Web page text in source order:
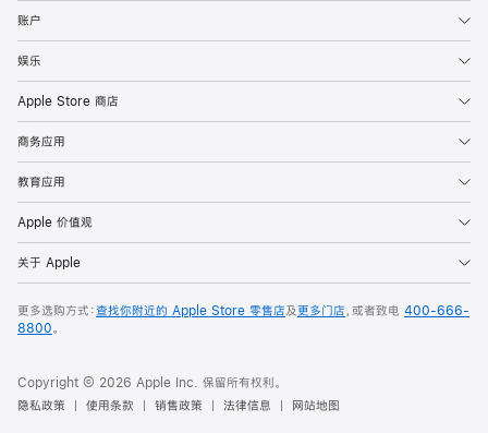
账户
娱乐
Apple Store 商店
商务应用
教育应用
Apple 价值观
关于 Apple
更多选购方式：查找你附近的 Apple Store 零售店及更多门店，或者致电 400-666-
8800。
Copyright © 2026 Apple Inc. 保留所有权利。
隐私政策
使用条款 销售政策 法律信息 网站地图